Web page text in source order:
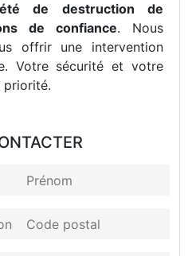
de destruction de
de confiance. Nous
offrir une intervention
Votre sécurité et votre
priorité.